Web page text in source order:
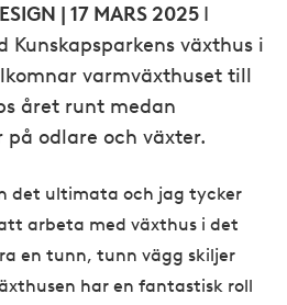
| 17 MARS 2025 I
Kunskapsparkens växthus i
varmväxthuset till
året runt medan
odlare och växter.
det ultimata och jag tycker
arbeta med växthus i det
en tunn, tunn vägg skiljer
har en fantastisk roll